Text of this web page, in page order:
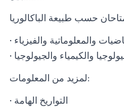
لمزيد من المعلومات:
• التواريخ الهامة